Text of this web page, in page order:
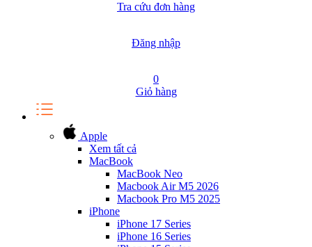
Tra cứu đơn hàng
Đăng nhập
0
Giỏ hàng
Apple
Xem tất cả
MacBook
MacBook Neo
Macbook Air M5 2026
Macbook Pro M5 2025
iPhone
iPhone 17 Series
iPhone 16 Series